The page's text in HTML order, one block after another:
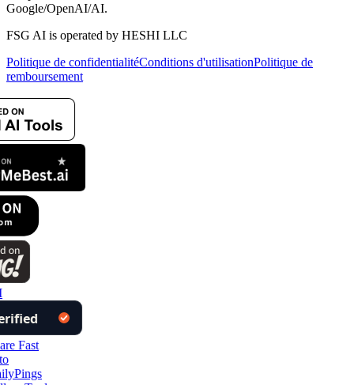
Google/OpenAI/AI.
FSG AI is operated by HESHI LLC
Politique de confidentialitéConditions d'utilisationPolitique de
remboursement